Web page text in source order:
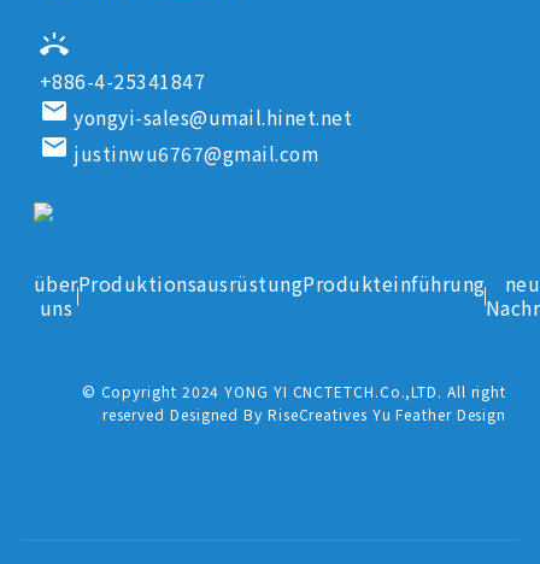
ring_volume
+886-4-25341847
email yongyi-sales@umail.hinet.net
email justinwu6767@gmail.com
über
uns
ProduktionsausrüstungProdukteinführung
© Copyright 2024 YONG YI CNCTETCH.Co.,LTD. All right
reserved Designed By RiseCreatives Yu Feather Design